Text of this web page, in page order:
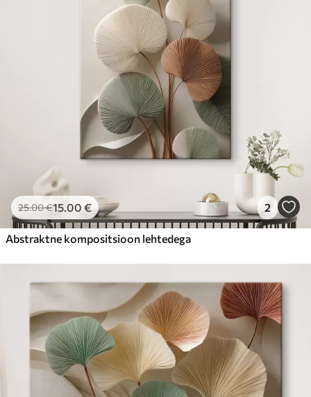
25.00€15.00 € 2
Abstraktne kompositsioon lehtedega